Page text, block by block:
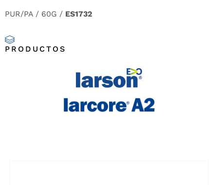
PUR/PA / 60G / ES1732
PRODUCTOS